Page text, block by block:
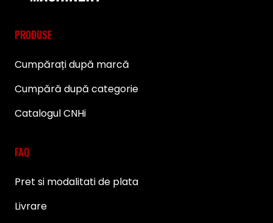
PRODUSE
Cumpărați după marcă
Cumpără după categorie
Catalogul CNHi
FAQ
Pret si modalitati de plata
Livrare